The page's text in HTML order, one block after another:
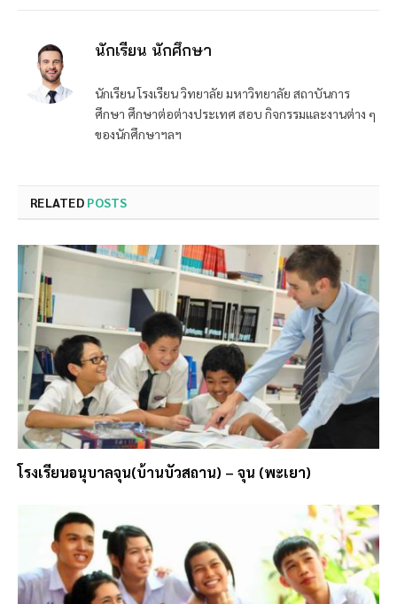
นักเรียน นักศึกษา
นักเรียน โรงเรียน วิทยาลัย มหาวิทยาลัย สถาบันการ
ศึกษา ศึกษาต่อต่างประเทศ สอบ กิจกรรมและงานต่าง ๆ
ของนักศึกษาฯลฯ
RELATED POSTS
โรงเรียนอนุบาลจุน(บ้านบัวสถาน) – จุน (พะเยา)